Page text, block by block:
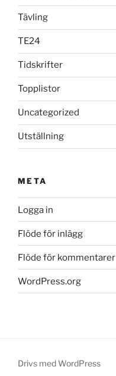
Tävling
TE24
Tidskrifter
Topplistor
Uncategorized
Utställning
META
Logga in
Flöde för inlägg
Flöde för kommentarer
WordPress.org
Drivs med WordPress